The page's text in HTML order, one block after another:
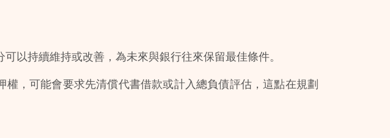
以持續維持或改善，為未來與銀行往來保留最佳條件。
，可能會要求先清償代書借款或計入總負債評估，這點在規劃